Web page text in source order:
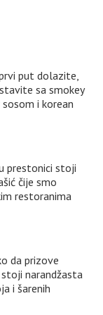
put dolazite,
sa smokey
i korean
prestonici stoji
čije smo
restoranima
da prizove
narandžasta
i šarenih